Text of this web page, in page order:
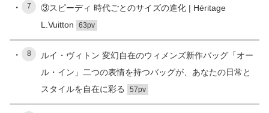
7
③スピーディ 時代ごとのサイズの進化 | Héritage
L.Vuitton
63pv
8
ルイ・ヴィトン 変幻自在のウィメンズ新作バッグ「オー
ル・イン」二つの表情を持つバッグが、あなたの日常と
スタイルを自在に彩る
57pv